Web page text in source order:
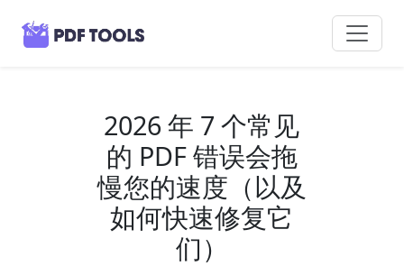
2026 年 7 个常见
的 PDF 错误会拖
慢您的速度（以及
如何快速修复它
们）